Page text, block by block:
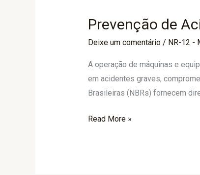
Prevenção de
Deixe um comentário / NR-12 -
A operação de máquinas e
em acidentes graves,
Brasileiras (NBRs) fornecem
Acidentes
na
de
Maquinas
–
Read More »